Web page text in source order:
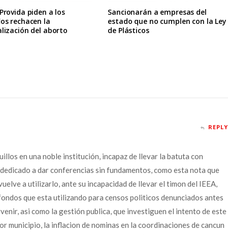
piden a los
rechacen la
del aborto
Sancionarán a empresas del
estado que no cumplen con la Ley
de Plásticos
REPLY
en una noble institución, incapaz de llevar la batuta con
a dar conferencias sin fundamentos, como esta nota que
a utilizarlo, ante su incapacidad de llevar el timon del IEEA,
que esta utilizando para censos politicos denunciados antes
asi como la gestión publica, que investiguen el intento de este
municipio, la inflacion de nominas en la coordinaciones de cancun